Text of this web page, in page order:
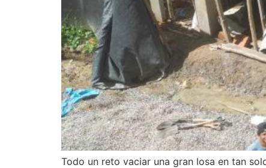
Todo un reto vaciar una gran losa en tan